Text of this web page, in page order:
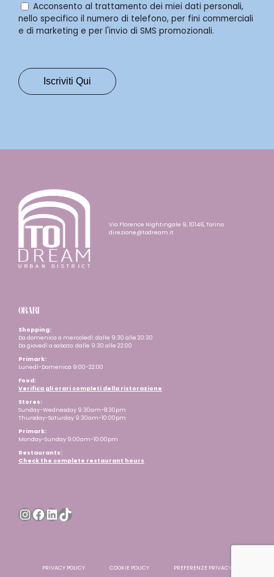
Acconsento al trattamento dei miei dati personali,
nello specifico il numero di telefono, per fini commerciali
e di marketing e per l'invio di SMS promozionali.
Via Florence Nightingale 9, 10146, Torino
direzione@todream.it
ORARI
Shopping:
Da domenica a mercoledì: dalle 9:30 alle 20:30
Da giovedì a sabato: dalle 9:30 alle 22:00
Primark:
Lunedì-Domenica 9:00-22:00
Food:
Verifica gli orari completi della ristorazione
Stores:
Sunday-Wednesday 9:30am-8:30pm
Thursday-Saturday 9:30am-10:00pm
Primark:
Monday-Sunday 9:00am-10:00pm
Restaurants:
Check the complete restaurant hours
PRIVACY POLICY COOKIE POLICY PREFERENZE PRIVACY
Instagram
Facebook
LinkedIn
TikTok